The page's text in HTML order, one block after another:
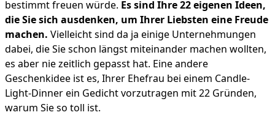
bestimmt freuen würde. Es sind Ihre 22 eigenen Ideen,
die Sie sich ausdenken, um Ihrer Liebsten eine Freude
machen. Vielleicht sind da ja einige Unternehmungen
dabei, die Sie schon längst miteinander machen wollten,
es aber nie zeitlich gepasst hat. Eine andere
Geschenkidee ist es, Ihrer Ehefrau bei einem Candle-
Light-Dinner ein Gedicht vorzutragen mit 22 Gründen,
warum Sie so toll ist.